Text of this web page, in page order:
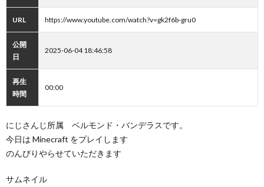
URL https://www.youtube.com/watch?v=gk2f6b-gru0
公開
日
2025-06-04 18:46:58
再生
時間
00:00
にじさんじ所属 ベルモンド・バンデラスです。
今日は Minecraft をプレイします
のんびりやらせていただきます
サムネイル